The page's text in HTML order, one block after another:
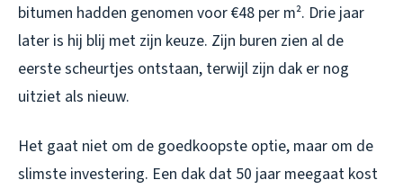
bitumen hadden genomen voor €48 per m². Drie jaar
later is hij blij met zijn keuze. Zijn buren zien al de
eerste scheurtjes ontstaan, terwijl zijn dak er nog
uitziet als nieuw.
Het gaat niet om de goedkoopste optie, maar om de
slimste investering. Een dak dat 50 jaar meegaat kost